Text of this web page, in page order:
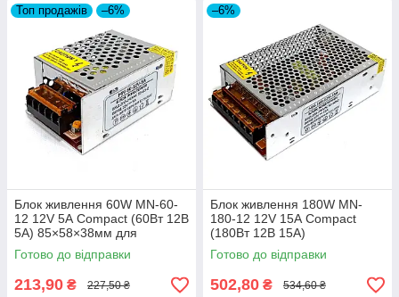
Топ продажів –6%
Блок живлення 60W MN-60-
12 12V 5А Compact (60Вт 12В
5А) 85×58×38мм для
світлодіодної LED стрічки,
модулів, лінійок
Готово до відправки
213,90 ₴ 227,50 ₴
–6%
Блок живлення 180W MN-
180-12 12V 15А Compact
(180Вт 12В 15А)
163×98×42мм для
світлодіодної LED стрічки,
Готово до відправки
502,80 ₴ 534,60 ₴